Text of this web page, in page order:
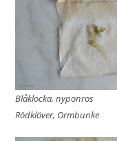
Blåklocka, nyponros
Rödklöver, Ormbunke